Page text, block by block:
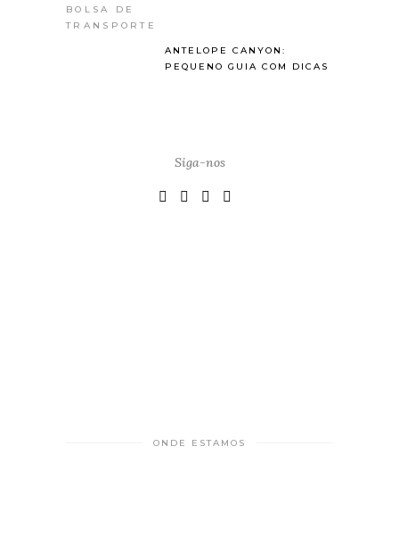
ANTELOPE CANYON:
PEQUENO GUIA COM DICAS
Siga-nos
ONDE ESTAMOS